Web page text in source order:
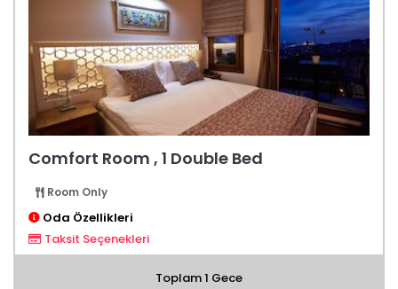
Comfort Room , 1 Double Bed
Room Only
Oda Özellikleri
Taksit Seçenekleri
Toplam 1 Gece